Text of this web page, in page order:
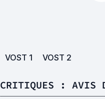
VOST 1 VOST 2
CRITIQUES : AVIS